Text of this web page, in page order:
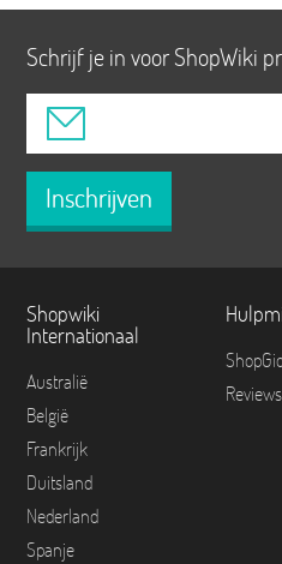
Schrijf je in voor ShopWiki
Inschrijven
Shopwiki
Internationaal
Australië
België
Frankrijk
Duitsland
Nederland
Spanje
Reviews